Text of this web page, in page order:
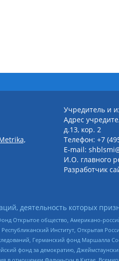
Учредитель и
Адрес
д.13, кор. 2
Телефон: +7
E-mail:
И.О. главного
Разработчик
деятельность которых
Открытое общество, Американо-
Институт, Открытая
Германский фонд Маршалла
фонд за демократию,